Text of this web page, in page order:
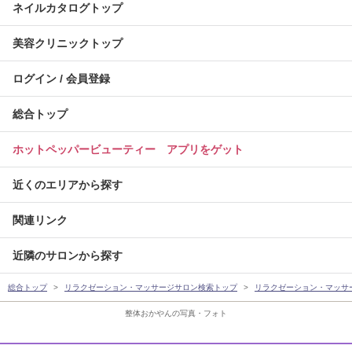
整体おかやんの写真・フォト
ネイルカタログトップ
美容クリニックトップ
ログイン / 会員登録
総合トップ
ホットペッパービューティー アプリをゲット
近くのエリアから探す
関連リンク
近隣のサロンから探す
総合トップ リラクゼーション・マッサージサロン検索トップ リラクゼーション・マッ